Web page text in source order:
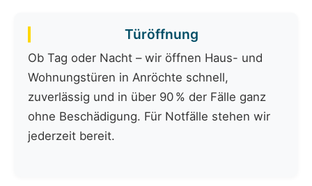
Türöffnung
Ob Tag oder Nacht – wir öffnen Haus- und
Wohnungstüren in Anröchte schnell,
zuverlässig und in über 90 % der Fälle ganz
ohne Beschädigung. Für Notfälle stehen wir
jederzeit bereit.